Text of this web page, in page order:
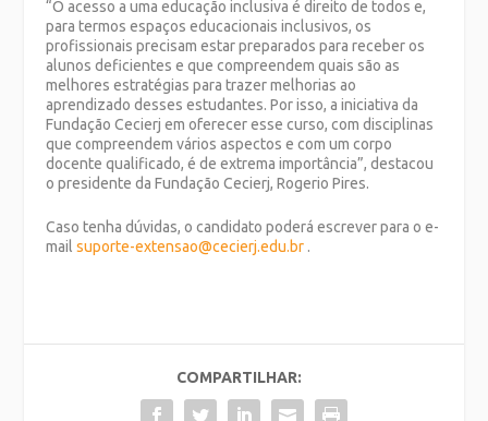
“O acesso a uma educação inclusiva é direito de todos e,
para termos espaços educacionais inclusivos, os
profissionais precisam estar preparados para receber os
alunos deficientes e que compreendem quais são as
melhores estratégias para trazer melhorias ao
aprendizado desses estudantes. Por isso, a iniciativa da
Fundação Cecierj em oferecer esse curso, com disciplinas
que compreendem vários aspectos e com um corpo
docente qualificado, é de extrema importância”, destacou
o presidente da Fundação Cecierj, Rogerio Pires.
Caso tenha dúvidas, o candidato poderá escrever para o e-
mailsuporte-extensao@cecierj.edu.br .
COMPARTILHAR: